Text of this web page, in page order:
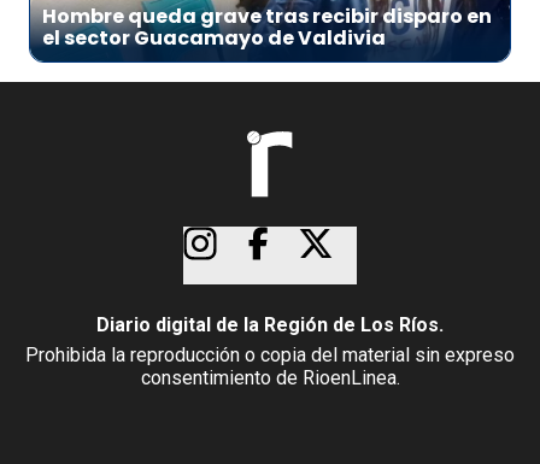
Hombre queda grave tras recibir disparo en
el sector Guacamayo de Valdivia
Diario digital de la Región de Los Ríos.
Prohibida la reproducción o copia del material sin expreso
consentimiento de RioenLinea.